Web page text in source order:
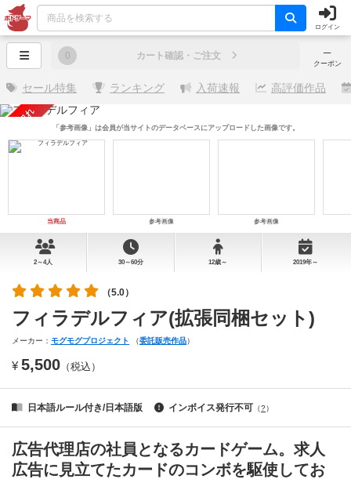
ログイン
─
クーポン
0 カート確認・ご注文
セール特集 ランキング 入荷速報 高評価作品
売り切れ
当商品 参考画像 参考画像
「参考画像」は会員が当サイトのデータベースにアップロードした画像です。
2～4人 30～60分 12歳～ 2019年～
（5.0）
フィラデルフィア(拡張同梱セット)
メーカー： モグモグプロジェクト （委託販売作品）
¥ 5,500 （税込）
日本語ルール付き/日本語版 インボイス発行不可 （?）
広告代理店の社員となるカードゲーム。求人
広告に見立てたカードのコンボを駆使してお